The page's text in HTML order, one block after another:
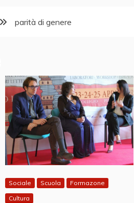
parità di genere
Sociale Scuola
Formazone
Cultura